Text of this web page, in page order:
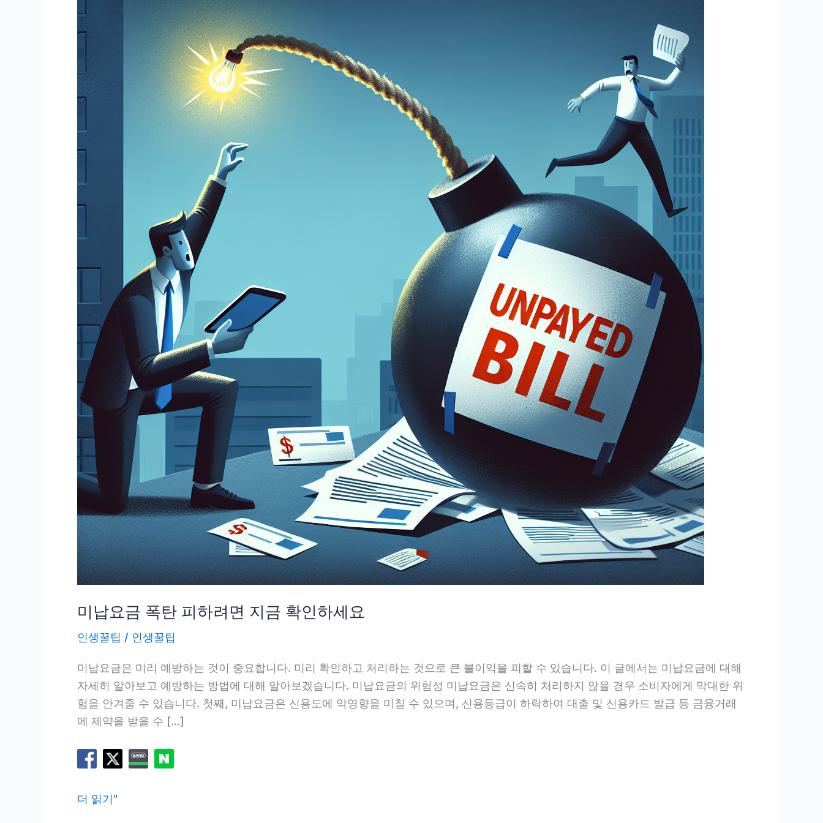
미납요금 폭탄 피하려면 지금 확인하세요
인생꿀팁 / 인생꿀팁
미납요금은 미리 예방하는 것이 중요합니다. 미리 확인하고 처리하는 것으로 큰 불이익을 피할 수 있습니다. 이 글에서는 미납요금에 대해
자세히 알아보고 예방하는 방법에 대해 알아보겠습니다. 미납요금의 위험성 미납요금은 신속히 처리하지 않을 경우 소비자에게 막대한 위
험을 안겨줄 수 있습니다. 첫째, 미납요금은 신용도에 악영향을 미칠 수 있으며, 신용등급이 하락하여 대출 및 신용카드 발급 등 금융거래
에 제약을 받을 수 […]
미
더 읽기"